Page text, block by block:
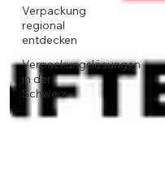
Verpackung
regional
entdecken
Verpackungslösungen
in der
Schweiz